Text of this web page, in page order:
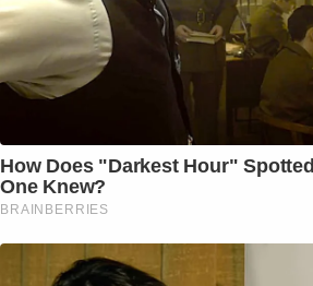
How Does "Darkest Hour"
One Knew?
BRAINBERRIES